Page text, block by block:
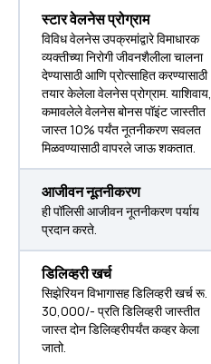
स्टार वेलनेस प्रोग्राम
विविध वेलनेस उपक्रमांद्वारे विमाधारक
व्यक्तीच्या निरोगी जीवनशैलीला चालना
देण्यासाठी आणि प्रोत्साहित करण्यासाठी
तयार केलेला वेलनेस प्रोग्राम. याशिवाय,
कमावलेले वेलनेस बोनस पॉइंट जास्तीत
जास्त 10% पर्यंत नूतनीकरण सवलत
मिळवण्यासाठी वापरले जाऊ शकतात.
आजीवन नूतनीकरण
ही पॉलिसी आजीवन नूतनीकरण पर्याय
प्रदान करते.
डिलिव्हरी खर्च
सिझेरियन विभागासह डिलिव्हरी खर्च रू.
30,000/- प्रति डिलिव्हरी जास्तीत
जास्त दोन डिलिव्हरीपर्यंत कव्हर केला
जातो.